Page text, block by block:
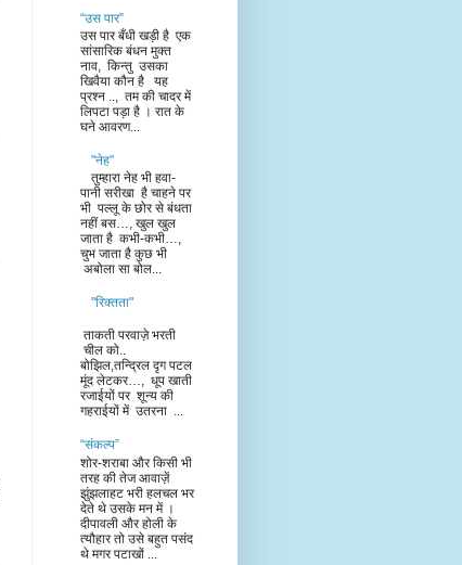
“उस पार”
उस पार बँधी खड़ी है एक
सांसारिक बंधन मुक्त
नाव, किन्तु उसका
खिवैया कौन है यह
प्रश्न .., तम की चादर में
लिपटा पड़ा है । रात के
घने आवरण...
"नेह"
तुम्हारा नेह भी हवा-
पानी सरीखा है चाहने पर
भी पल्लू के छोर से बंधता
नहीं बस…, खुल खुल
जाता है कभी-कभी…,
चुभ जाता है कुछ भी
अबोला सा बोल...
"रिक्तता"
ताकती परवाज़े भरती
चील को..
बोझिल,तन्द्रिल दृग पटल
मूंद लेटकर…, धूप खाती
रजाईयों पर शून्य की
गहराईयों में उतरना ...
“संकल्प”
शोर-शराबा और किसी भी
तरह की तेज आवाज़ें
झुंझलाहट भरी हलचल भर
देते थे उसके मन में ।
दीपावली और होली के
त्यौहार तो उसे बहुत पसंद
थे मगर पटाखों ...